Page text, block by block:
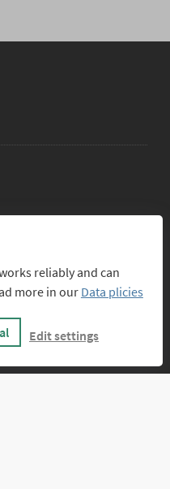
reliably and can
more in our Data plicies
Edit settings